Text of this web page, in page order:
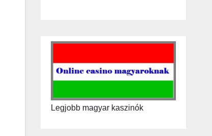
Legjobb magyar kaszinók